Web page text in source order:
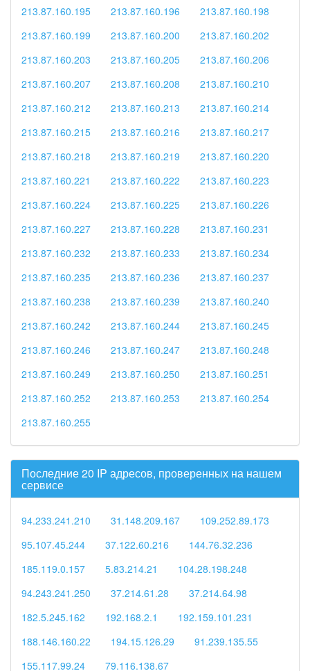
213.87.160.195
213.87.160.196
213.87.160.198
213.87.160.199
213.87.160.200
213.87.160.202
213.87.160.203
213.87.160.205
213.87.160.206
213.87.160.207
213.87.160.208
213.87.160.210
213.87.160.212
213.87.160.213
213.87.160.214
213.87.160.215
213.87.160.216
213.87.160.217
213.87.160.218
213.87.160.219
213.87.160.220
213.87.160.221
213.87.160.222
213.87.160.223
213.87.160.224
213.87.160.225
213.87.160.226
213.87.160.227
213.87.160.228
213.87.160.231
213.87.160.232
213.87.160.233
213.87.160.234
213.87.160.235
213.87.160.236
213.87.160.237
213.87.160.238
213.87.160.239
213.87.160.240
213.87.160.242
213.87.160.244
213.87.160.245
213.87.160.246
213.87.160.247
213.87.160.248
213.87.160.249
213.87.160.250
213.87.160.251
213.87.160.252
213.87.160.253
213.87.160.254
213.87.160.255
Последние 20 IP адресов, проверенных на нашем
сервисе
94.233.241.210 31.148.209.167
109.252.89.173
95.107.45.244
37.122.60.216
144.76.32.236
185.119.0.157
5.83.214.21
104.28.198.248
94.243.241.250
37.214.61.28
37.214.64.98
182.5.245.162
192.168.2.1
192.159.101.231
188.146.160.22
194.15.126.29
91.239.135.55
155.117.99.24
79.116.138.67